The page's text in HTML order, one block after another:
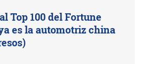
Top 100 del Fortune
es la automotriz china